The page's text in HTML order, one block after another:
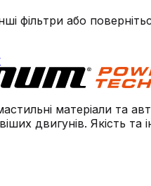
фільтри або
матеріали та
двигунів. Якість та